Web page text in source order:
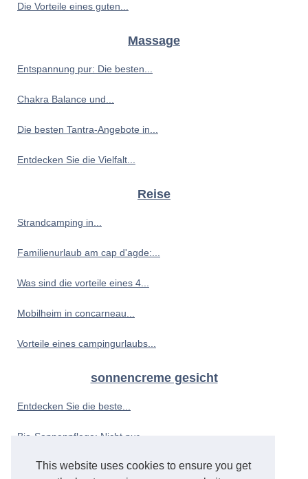
This website uses cookies to ensure you get
Die Vorteile eines guten...
Massage
Entspannung pur: Die besten...
Chakra Balance und...
Die besten Tantra-Angebote in...
Entdecken Sie die Vielfalt...
Reise
Strandcamping in...
Familienurlaub am cap d'agde:...
Was sind die vorteile eines 4...
Mobilheim in concarneau...
Vorteile eines campingurlaubs...
sonnencreme gesicht
Entdecken Sie die beste...
Bio-Sonnenpflege: Nicht nur...
Die Sonne und Ihr Baby: So...